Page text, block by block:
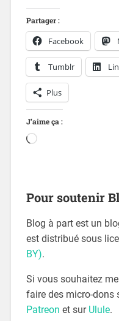
Partager :
Facebook
Tumblr
Plus
J’aime ça :
Pour soutenir
Blog à part est un
est distribué sous
BY).
Si vous souhaitez
faire des micro-dons
Patreon et sur Ulule.